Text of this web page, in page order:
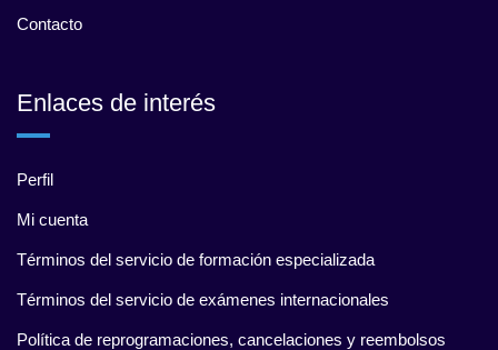
Contacto
Enlaces de interés
Perfil
Mi cuenta
Términos del servicio de formación especializada
Términos del servicio de exámenes internacionales
Política de reprogramaciones, cancelaciones y reembolsos